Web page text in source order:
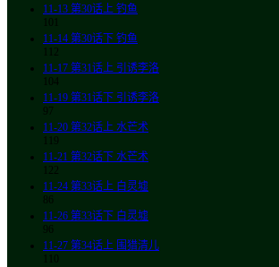
11-13 第30话上 钓鱼
101
11-14 第30话下 钓鱼
112
11-17 第31话上 引诱李洛
104
11-19 第31话下 引诱李洛
97
11-20 第32话上 水芒术
119
11-21 第32话下 水芒术
122
11-24 第33话上 白灵墟
86
11-26 第33话下 白灵墟
96
11-27 第34话上 围猎清儿
110